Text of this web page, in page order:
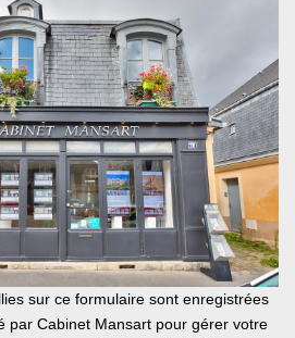
sur ce formulaire sont enregistrées
par Cabinet Mansart pour gérer votre